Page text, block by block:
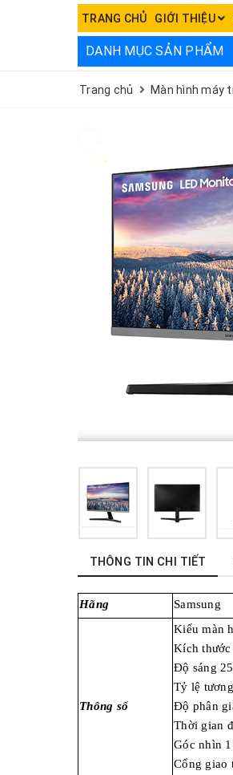
TRANG CHỦ GIỚI THIỆU
DANH MỤC SẢN PHẨM
Trang chủ Màn hình máy
THÔNG TIN CHI TIẾT
Hãng Samsung
Thông số
Kiểu màn
Kích thước
Độ sáng
Tỷ lệ
Độ phân
Thời gian
Góc nhìn
Cổng giao